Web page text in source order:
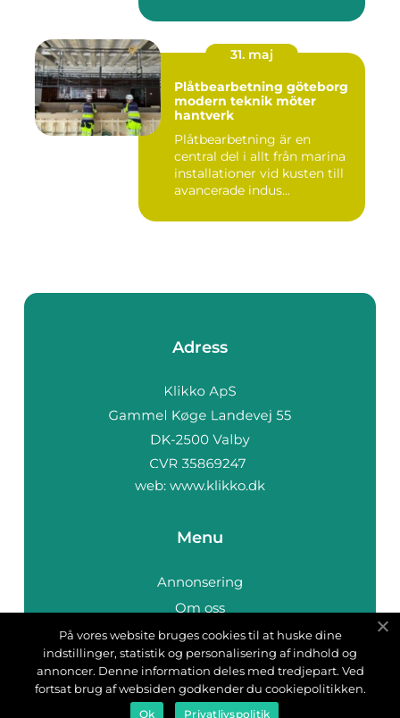
31. maj
Plåtbearbetning göteborg
modern teknik möter
hantverk
Plåtbearbetning är en
central del i allt från marina
installationer vid kusten till
avancerade indus...
Adress
web: www.klikko.dk
Menu
Annonsering
Om oss
Cookies
Kontakta oss
Sitemap
På vores website bruges cookies til at huske dine
indstillinger, statistik og personalisering af indhold og
annoncer. Denne information deles med tredjepart. Ved
fortsat brug af websiden godkender du cookiepolitikken.
Ok Privatlivspolitik